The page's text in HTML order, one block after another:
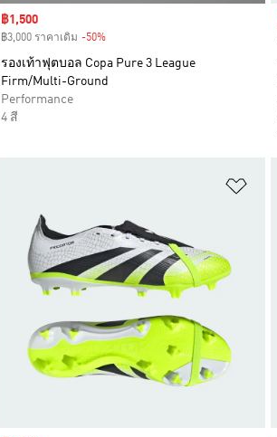
Sale price
฿1,500
฿3,000 ราคาเดิม -50%
รองเท้าฟุตบอล Copa Pure 3 League
Firm/Multi-Ground
Performance
4 สี